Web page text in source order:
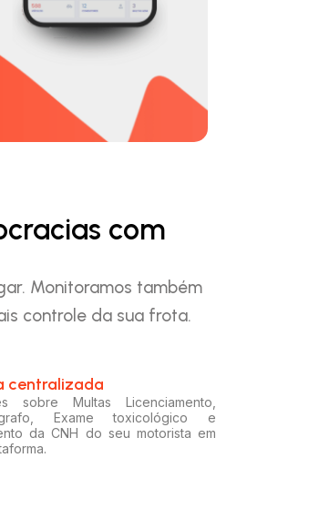
com
Monitoramos também
controle da sua frota.
centralizada​
sobre Multas Licenciamento,
Exame toxicológico e
da CNH do seu motorista em